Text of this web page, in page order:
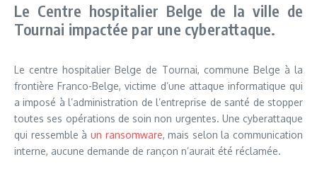
Le Centre hospitalier Belge de la ville de
Tournai impactée par une cyberattaque.
Le centre hospitalier Belge de Tournai, commune Belge à la
frontière Franco-Belge, victime d’une attaque informatique qui
a imposé à l’administration de l’entreprise de santé de stopper
toutes ses opérations de soin non urgentes. Une cyberattaque
qui ressemble à un ransomware, mais selon la communication
interne, aucune demande de rançon n’aurait été réclamée.